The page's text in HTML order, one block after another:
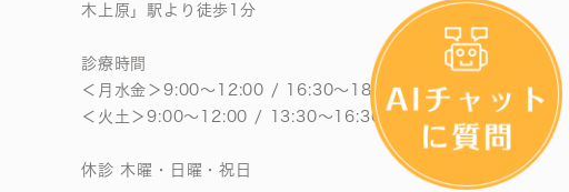
木上原」駅より徒歩1分
診療時間
＜月水金＞9:00〜12:00 / 16:30〜18:30
＜火土＞9:00〜12:00 / 13:30〜16:30
休診 木曜・日曜・祝日